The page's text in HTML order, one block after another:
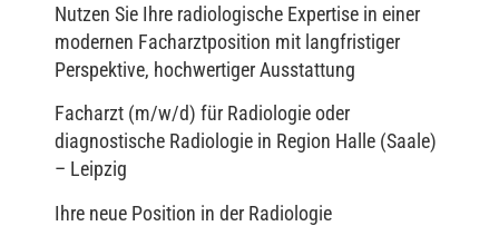
Nutzen Sie Ihre radiologische Expertise in einer
modernen Facharztposition mit langfristiger
Perspektive, hochwertiger Ausstattung
Facharzt (m/w/d) für Radiologie oder
diagnostische Radiologie in Region Halle (Saale)
– Leipzig
Ihre neue Position in der Radiologie